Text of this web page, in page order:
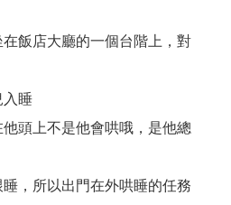
飯店大廳的一個台階上，對
入睡
頭上不是他會哄哦，是他總
，所以出門在外哄睡的任務